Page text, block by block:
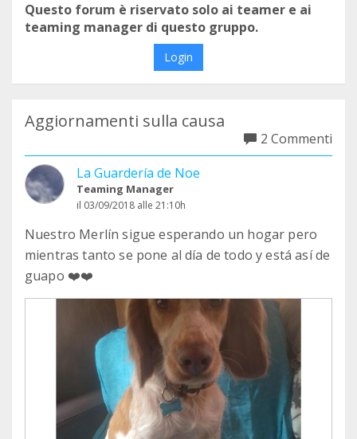
Questo forum è riservato solo ai teamer e ai
teaming manager di questo gruppo.
Login
Aggiornamenti sulla causa
2 Commenti
La Guardería de Noe
Teaming Manager
il 03/09/2018 alle 21:10h
Nuestro Merlín sigue esperando un hogar pero
mientras tanto se pone al día de todo y está así de
guapo ❤️❤️